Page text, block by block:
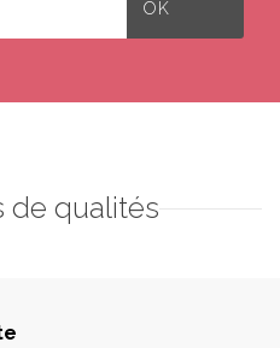
de qualités